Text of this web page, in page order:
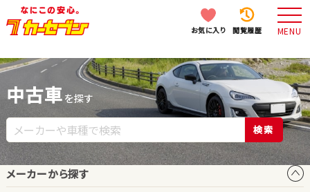
お気に入り 閲覧履歴 MENU
中古車 を探す
検索
メーカーから探す